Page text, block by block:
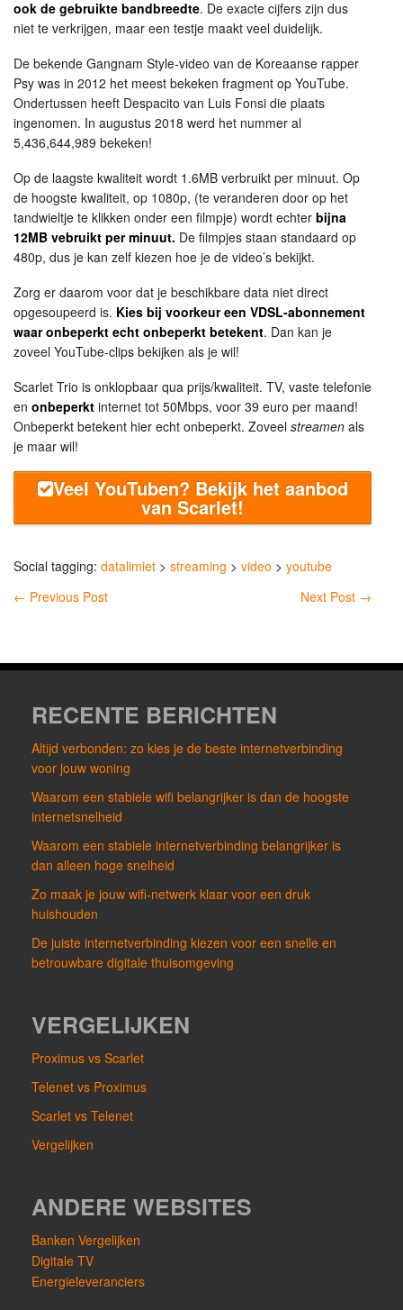
ook de gebruikte bandbreedte. De exacte cijfers zijn dus
niet te verkrijgen, maar een testje maakt veel duidelijk.
De bekende Gangnam Style-video van de Koreaanse rapper
Psy was in 2012 het meest bekeken fragment op YouTube.
Ondertussen heeft Despacito van Luis Fonsi die plaats
ingenomen. In augustus 2018 werd het nummer al
5,436,644,989 bekeken!
Op de laagste kwaliteit wordt 1.6MB verbruikt per minuut. Op
de hoogste kwaliteit, op 1080p, (te veranderen door op het
tandwieltje te klikken onder een filmpje) wordt echter bijna
12MB vebruikt per minuut. De filmpjes staan standaard op
480p, dus je kan zelf kiezen hoe je de video’s bekijkt.
Zorg er daarom voor dat je beschikbare data niet direct
opgesoupeerd is. Kies bij voorkeur een VDSL-abonnement
waar onbeperkt echt onbeperkt betekent. Dan kan je
zoveel YouTube-clips bekijken als je wil!
Scarlet Trio is onklopbaar qua prijs/kwaliteit. TV, vaste telefonie
en onbeperkt internet tot 50Mbps, voor 39 euro per maand!
Onbeperkt betekent hier echt onbeperkt. Zoveel streamen als
je maar wil!
Veel YouTuben? Bekijk het aanbod
van Scarlet!
Social tagging: datalimiet > streaming > video > youtube
← Previous Post Next Post →
RECENTE BERICHTEN
Altijd verbonden: zo kies je de beste internetverbinding
voor jouw woning
Waarom een stabiele wifi belangrijker is dan de hoogste
internetsnelheid
Waarom een stabiele internetverbinding belangrijker is
dan alleen hoge snelheid
Zo maak je jouw wifi-netwerk klaar voor een druk
huishouden
De juiste internetverbinding kiezen voor een snelle en
betrouwbare digitale thuisomgeving
VERGELIJKEN
Proximus vs Scarlet
Telenet vs Proximus
Scarlet vs Telenet
Vergelijken
ANDERE WEBSITES
Banken Vergelijken
Digitale TV
Energieleveranciers